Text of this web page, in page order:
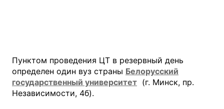
Пунктом проведения ЦТ в резервный день
определен один вуз страны Белорусский
государственный университет (г. Минск, пр.
Независимости, 4б).